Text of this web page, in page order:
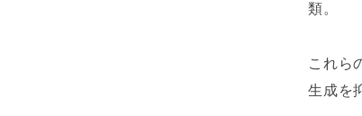
類。
これら
生成を